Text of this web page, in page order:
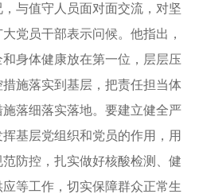
与值守人员面对面交流，对坚
党员干部表示问候。他指出，
身体健康放在第一位，层层压
施落实到基层，把责任担当体
落细落实落地。要建立健全严
基层党组织和党员的作用，用
防控，扎实做好核酸检测、健
等工作，切实保障群众正常生